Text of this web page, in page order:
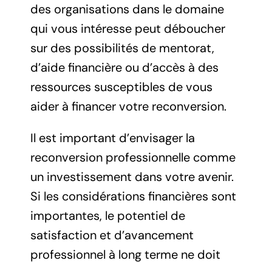
des organisations dans le domaine
qui vous intéresse peut déboucher
sur des possibilités de mentorat,
d’aide financière ou d’accès à des
ressources susceptibles de vous
aider à financer votre reconversion.
Il est important d’envisager la
reconversion professionnelle comme
un investissement dans votre avenir.
Si les considérations financières sont
importantes, le potentiel de
satisfaction et d’avancement
professionnel à long terme ne doit